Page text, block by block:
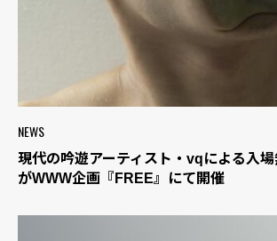
NEWS
現代の吟遊アーティスト・vqによる入
がWWW企画『FREE』にて開催